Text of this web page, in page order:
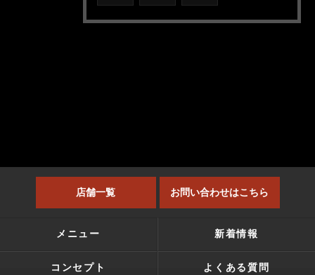
店舗一覧 お問い合わせはこちら
メニュー 新着情報
コンセプト よくある質問